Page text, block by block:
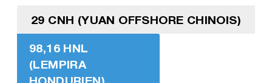
29 CNH (YUAN OFFSHORE CHINOIS)
98,16 HNL
(LEMPIRA
HONDURIEN)